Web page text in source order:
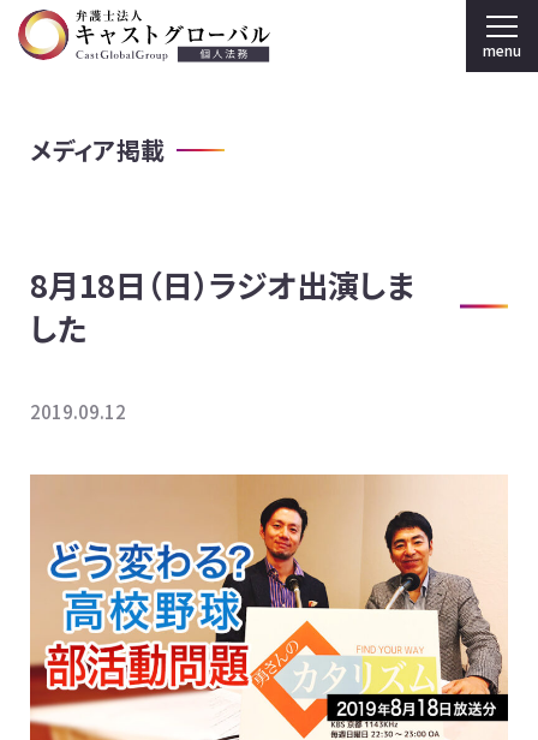
個人のお客様
弁護士紹介
事務所案内
採用情報
お問合わせ
日本全国対応！オンライン相談OK
イベント情報 メディア掲載 オフィス一覧
menu
メディア掲載
8月18日（日）ラジオ出演しま
した
2019.09.12